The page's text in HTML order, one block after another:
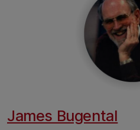
James Bugental